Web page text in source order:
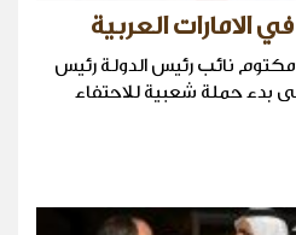
الامارات العربية
نائب رئيس الدولة رئيس
بدء حملة شعبية للاحتفاء